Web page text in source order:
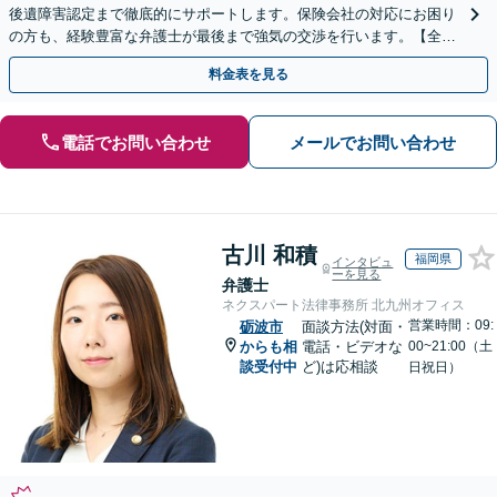
後遺障害認定まで徹底的にサポートします。保険会社の対応にお困り
の方も、経験豊富な弁護士が最後まで強気の交渉を行います。【全国
13拠点】お気軽にご相談ください。
料金表を見る
電話でお問い合わせ メールでお問い合わせ
古川 和積
弁護士
インタビュ
ーを見る
福岡県
ネクスパート法律事務所 北九州オフィス
砺波市
からも相
談受付中
面談方法(対面・
電話・ビデオな
ど)は応相談
営業時間：09:
00~21:00（土
日祝日）